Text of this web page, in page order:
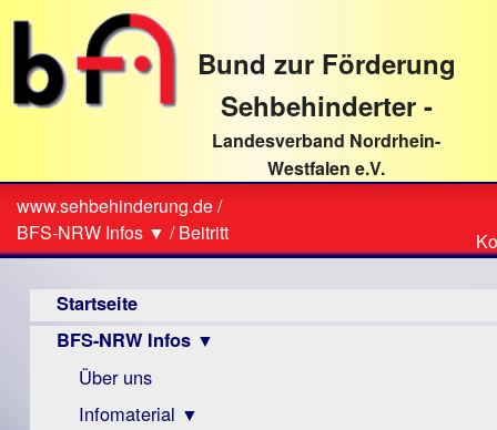
direkt
Textinhalt
Bund zur Förderung
Sehbehinderter -
Landesverband Nordrhein-
Westfalen e.V.
Sie
sind
hier
www.sehbehinderung.de/
BFS-NRW Infos ▼ /Beitritt
Startseite
BFS-NRW Infos ▼
Über uns
Infomaterial ▼